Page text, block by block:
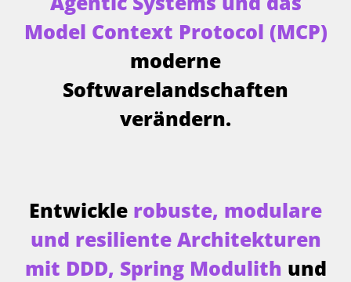
Model Context Protocol (MCP)
moderne
Softwarelandschaften
verändern.
Entwickle robuste, modulare
und resiliente Architekturen
mit DDD, Spring Modulith und